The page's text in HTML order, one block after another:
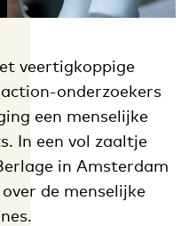
veertigkoppige
onderzoekers
een menselijke
In een vol zaaltje
in Amsterdam
de menselijke